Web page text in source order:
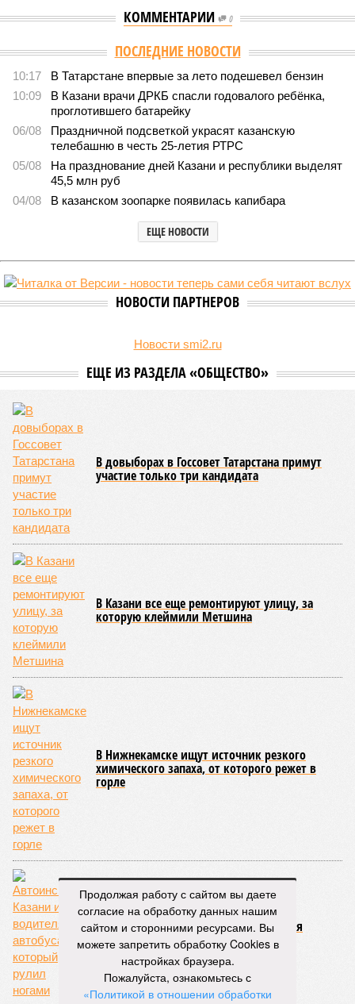
КОММЕНТАРИИ 0
ПОСЛЕДНИЕ НОВОСТИ
10:17
В Татарстане впервые за лето подешевел бензин
10:09
В Казани врачи ДРКБ спасли годовалого ребёнка,
проглотившего батарейку
06/08
Праздничной подсветкой украсят казанскую
телебашню в честь 25-летия РТРС
05/08
На празднование дней Казани и республики выделят
45,5 млн руб
04/08
В казанском зоопарке появилась капибара
ЕЩЕ НОВОСТИ
НОВОСТИ ПАРТНЕРОВ
Новости smi2.ru
ЕЩЕ ИЗ РАЗДЕЛА «ОБЩЕСТВО»
В довыборах в Госсовет Татарстана примут
участие только три кандидата
В Казани все еще ремонтируют улицу, за
которую клеймили Метшина
В Нижнекамске ищут источник резкого
химического запаха, от которого режет в
горле
Автоинспекция Казани ищет водителя
автобуса, который рулил ногами
Продолжая работу с сайтом вы даете
согласие на обработку данных нашим
сайтом и сторонними ресурсами. Вы
можете запретить обработку Cookies в
настройках браузера.
Пожалуйста, ознакомьтесь с
«Политикой в отношении обработки